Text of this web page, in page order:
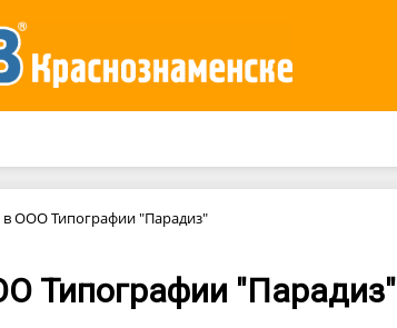
в ООО Типографии "Парадиз"
Типографии "Парадиз"